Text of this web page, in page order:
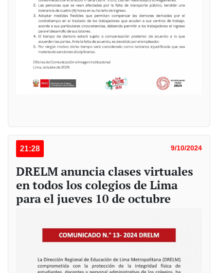
21:28 9/10/2024
DRELM anuncia clases virtuales
en todos los colegios de Lima
para el jueves 10 de octubre